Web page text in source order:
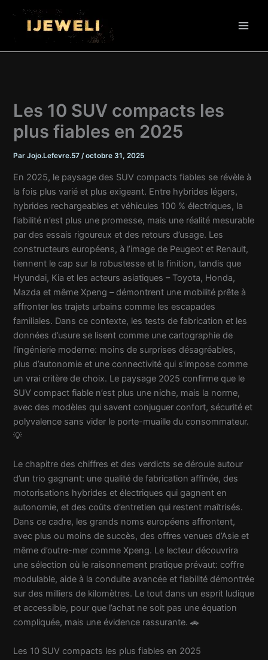
contenu
Les 10 SUV compacts les
plus fiables en 2025
ParJojo.Lefevre.57/octobre 31, 2025
En 2025, le paysage des SUV compacts fiables se révèle à
la fois plus varié et plus exigeant. Entre hybrides légers,
hybrides rechargeables et véhicules 100 % électriques, la
fiabilité n’est plus une promesse, mais une réalité mesurable
par des essais rigoureux et des retours d’usage. Les
constructeurs européens, à l’image de Peugeot et Renault,
tiennent le cap sur la robustesse et la finition, tandis que
Hyundai, Kia et les acteurs asiatiques – Toyota, Honda,
Mazda et même Xpeng – démontrent une mobilité prête à
affronter les trajets urbains comme les escapades
familiales. Dans ce contexte, les tests de fabrication et les
données d’usure se lisent comme une cartographie de
l’ingénierie moderne: moins de surprises désagréables,
plus d’autonomie et une connectivité qui s’impose comme
un vrai critère de choix. Le paysage 2025 confirme que le
SUV compact fiable n’est plus une niche, mais la norme,
avec des modèles qui savent conjuguer confort, sécurité et
polyvalence sans vider le porte-muaille du consommateur.
💡
Le chapitre des chiffres et des verdicts se déroule autour
d’un trio gagnant: une qualité de fabrication affinée, des
motorisations hybrides et électriques qui gagnent en
autonomie, et des coûts d’entretien qui restent maîtrisés.
Dans ce cadre, les grands noms européens affrontent,
avec plus ou moins de succès, des offres venues d’Asie et
même d’outre-mer comme Xpeng. Le lecteur découvrira
une sélection où le raisonnement pratique prévaut: coffre
modulable, aide à la conduite avancée et fiabilité démontrée
sur des milliers de kilomètres. Le tout dans un esprit ludique
et accessible, pour que l’achat ne soit pas une équation
compliquée, mais une évidence rassurante. 🚗
Les 10 SUV compacts les plus fiables en 2025